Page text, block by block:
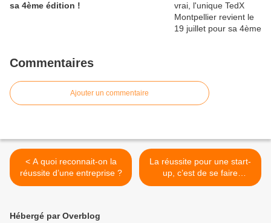
sa 4ème édition !
Commentaires
Ajouter un commentaire
< A quoi reconnait-on la
réussite d’une entreprise ?
La réussite pour une start-
up, c’est de se faire
racheter ? >
Hébergé par Overblog